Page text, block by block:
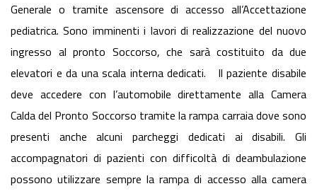
Generale o tramite ascensore di accesso all’Accettazione
pediatrica. Sono imminenti i lavori di realizzazione del nuovo
ingresso al pronto Soccorso, che sarà costituito da due
elevatori e da una scala interna dedicati. Il paziente disabile
deve accedere con l’automobile direttamente alla Camera
Calda del Pronto Soccorso tramite la rampa carraia dove sono
presenti anche alcuni parcheggi dedicati ai disabili. Gli
accompagnatori di pazienti con difficoltà di deambulazione
possono utilizzare sempre la rampa di accesso alla camera